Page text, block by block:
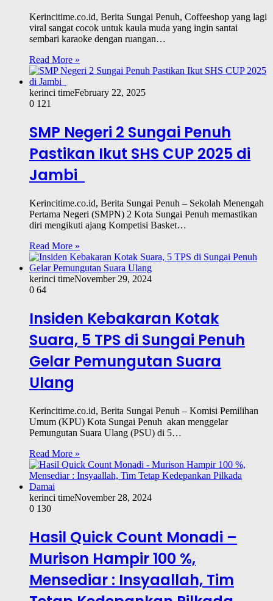
Kerincitime.co.id, Berita Sungai Penuh, Coffeeshop yang lagi
viral sangat cocok untuk kaula muda yang ingin santai
sembari karaoke dengan ruangan…
Read More »
kerinci timeFebruary 22, 2025
0 121
SMP Negeri 2 Sungai Penuh
Pastikan Ikut SHS CUP 2025 di
Jambi
Kerincitime.co.id, Berita Sungai Penuh – Sekolah Menengah
Pertama Negeri (SMPN) 2 Kota Sungai Penuh memastikan
diri mengikuti ajang Kompetisi Basket…
Read More »
kerinci timeNovember 29, 2024
0 64
Insiden Kebakaran Kotak
Suara, 5 TPS di Sungai Penuh
Gelar Pemungutan Suara
Ulang
Kerincitime.co.id, Berita Sungai Penuh – Komisi Pemilihan
Umum (KPU) Kota Sungai Penuh akan menggelar
Pemungutan Suara Ulang (PSU) di 5…
Read More »
kerinci timeNovember 28, 2024
0 130
Hasil Quick Count Monadi –
Murison Hampir 100 %,
Mensediar : Insyaallah, Tim